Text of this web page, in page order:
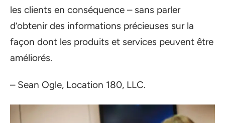
les clients en conséquence – sans parler
d’obtenir des informations précieuses sur la
façon dont les produits et services peuvent être
améliorés.
– Sean Ogle, Location 180, LLC.